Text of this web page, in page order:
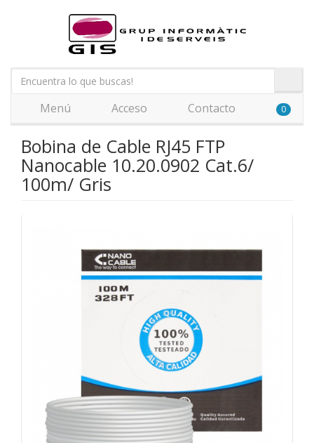
Menú Acceso Contacto 0
Bobina de Cable RJ45 FTP
Nanocable 10.20.0902 Cat.6/
100m/ Gris